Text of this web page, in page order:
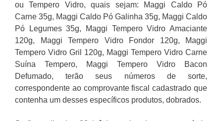
ou Tempero Vidro, quais sejam: Maggi Caldo Pó
Carne 35g, Maggi Caldo Pó Galinha 35g, Maggi Caldo
Pó Legumes 35g, Maggi Tempero Vidro Amaciante
120g, Maggi Tempero Vidro Fondor 120g, Maggi
Tempero Vidro Gril 120g, Maggi Tempero Vidro Carne
Suína Tempero, Maggi Tempero Vidro Bacon
Defumado, terão seus números de sorte,
correspondente ao comprovante fiscal cadastrado que
contenha um desses específicos produtos, dobrados.